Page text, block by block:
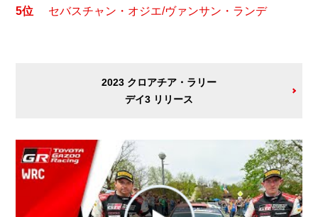
5位
セバスチャン・オジエ/ヴァンサン・ランデ
2023 クロアチア・ラリー
デイ3 リリース